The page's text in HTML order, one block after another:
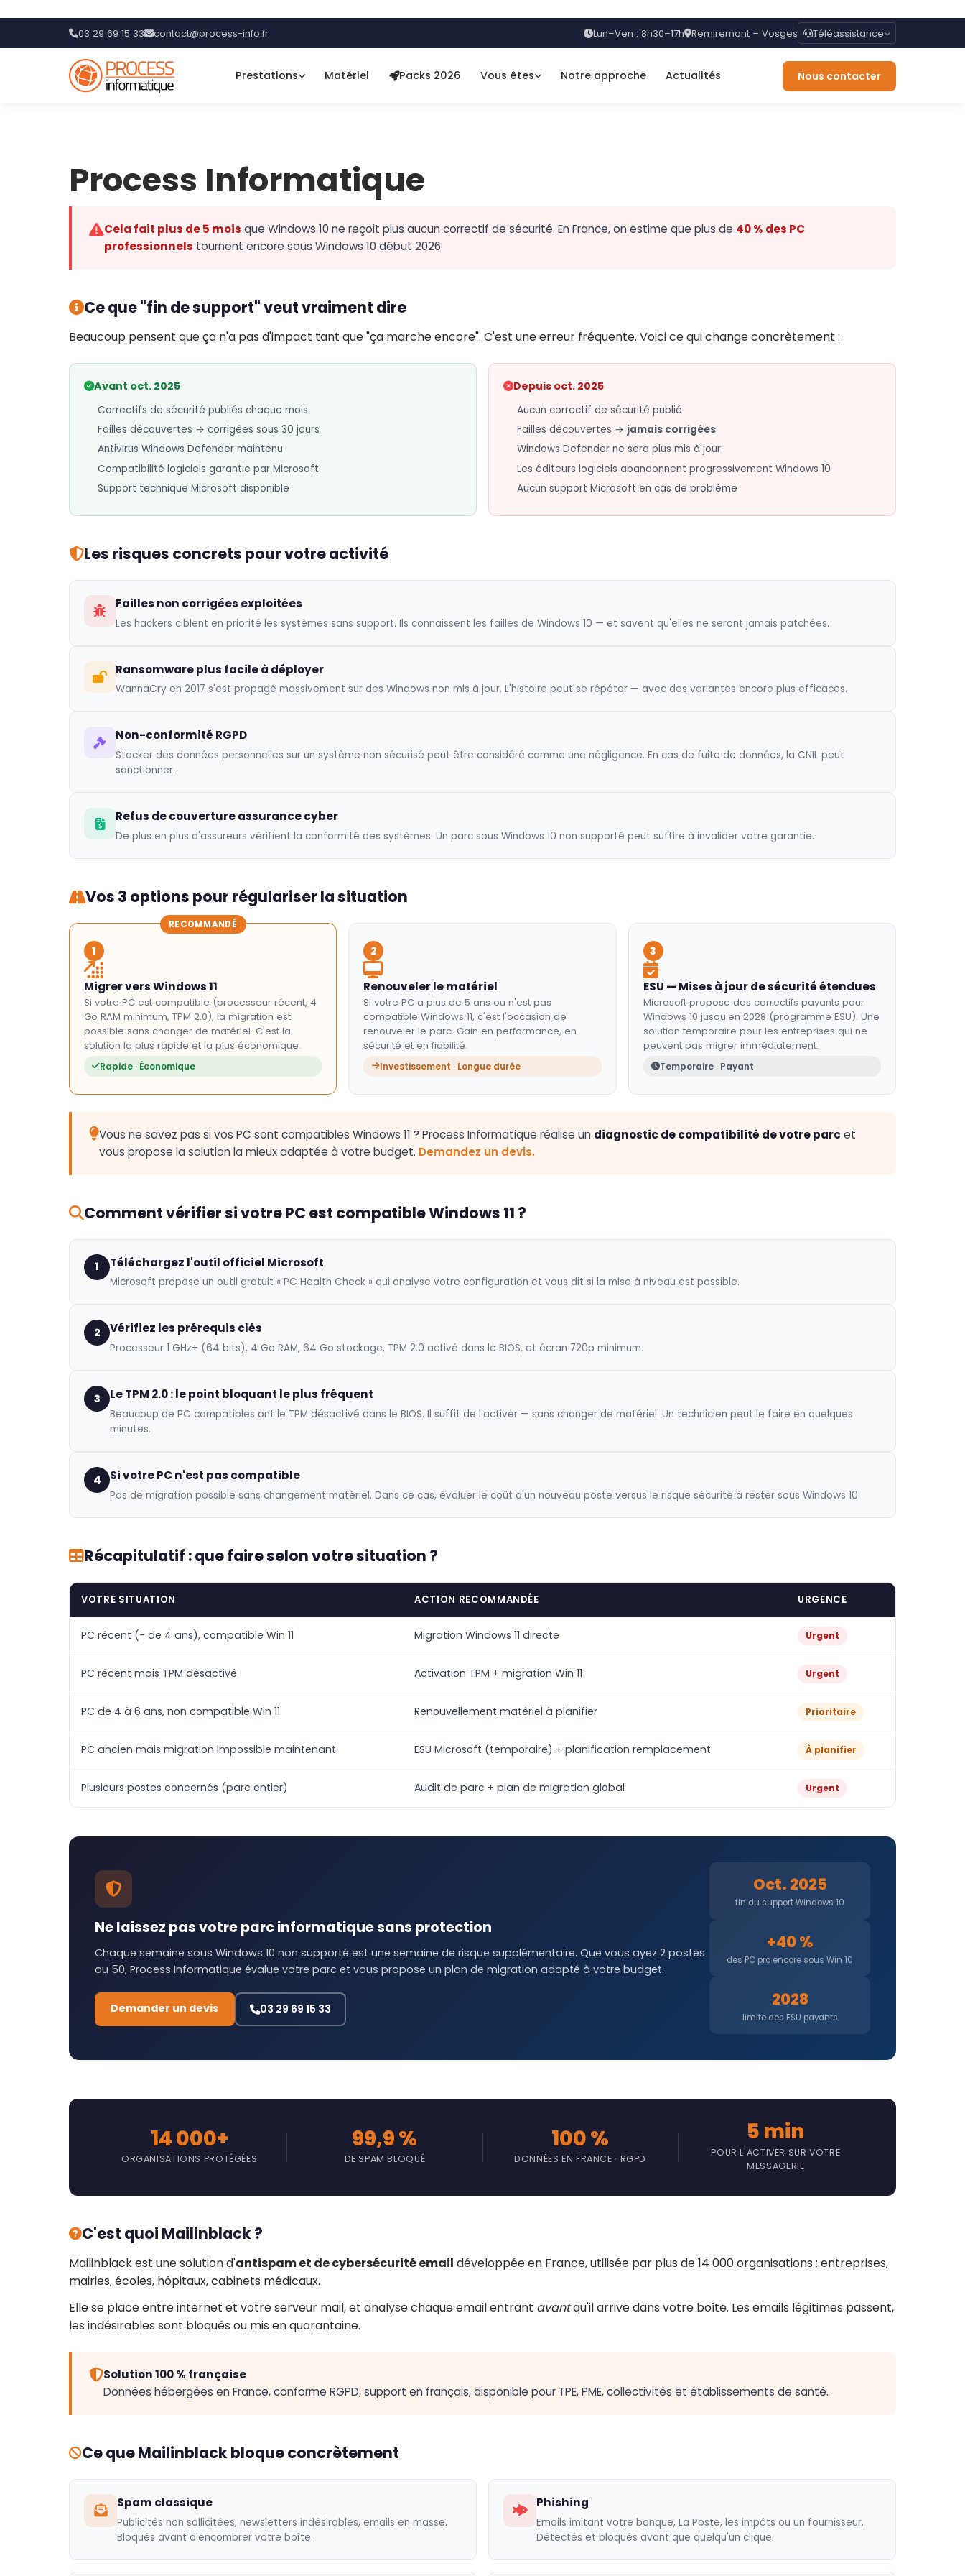
03 29 69 15 33 contact@process-info.fr Lun–Ven : 8h30–17h Remiremont – Vosges Téléassistance
Prestations Matériel Packs 2026 Vous êtes Notre approche Actualités Nous contacter
Process Informatique
Cela fait plus de 5 mois que Windows 10 ne reçoit plus aucun correctif de sécurité. En France, on estime que plus de 40 % des PC
professionnels tournent encore sous Windows 10 début 2026.
Ce que "fin de support" veut vraiment dire
Beaucoup pensent que ça n'a pas d'impact tant que "ça marche encore". C'est une erreur fréquente. Voici ce qui change concrètement :
Avant oct. 2025
Correctifs de sécurité publiés chaque mois
Failles découvertes → corrigées sous 30 jours
Antivirus Windows Defender maintenu
Compatibilité logiciels garantie par Microsoft
Support technique Microsoft disponible
Depuis oct. 2025
Aucun correctif de sécurité publié
Failles découvertes → jamais corrigées
Windows Defender ne sera plus mis à jour
Les éditeurs logiciels abandonnent progressivement Windows 10
Aucun support Microsoft en cas de problème
Les risques concrets pour votre activité
Failles non corrigées exploitées
Les hackers ciblent en priorité les systèmes sans support. Ils connaissent les failles de Windows 10 — et savent qu'elles ne seront jamais patchées.
Ransomware plus facile à déployer
WannaCry en 2017 s'est propagé massivement sur des Windows non mis à jour. L'histoire peut se répéter — avec des variantes encore plus efficaces.
Non-conformité RGPD
Stocker des données personnelles sur un système non sécurisé peut être considéré comme une négligence. En cas de fuite de données, la CNIL peut
sanctionner.
Refus de couverture assurance cyber
De plus en plus d'assureurs vérifient la conformité des systèmes. Un parc sous Windows 10 non supporté peut suffire à invalider votre garantie.
Vos 3 options pour régulariser la situation
RECOMMANDÉ
1
Migrer vers Windows 11
Si votre PC est compatible (processeur récent, 4
Go RAM minimum, TPM 2.0), la migration est
possible sans changer de matériel. C'est la
solution la plus rapide et la plus économique.
Rapide · Économique
2
Renouveler le matériel
Si votre PC a plus de 5 ans ou n'est pas
compatible Windows 11, c'est l'occasion de
renouveler le parc. Gain en performance, en
sécurité et en fiabilité.
Investissement · Longue durée
3
ESU — Mises à jour de sécurité étendues
Microsoft propose des correctifs payants pour
Windows 10 jusqu'en 2028 (programme ESU). Une
solution temporaire pour les entreprises qui ne
peuvent pas migrer immédiatement.
Temporaire · Payant
Vous ne savez pas si vos PC sont compatibles Windows 11 ? Process Informatique réalise un diagnostic de compatibilité de votre parc et
vous propose la solution la mieux adaptée à votre budget. Demandez un devis.
Comment vérifier si votre PC est compatible Windows 11 ?
1 Téléchargez l'outil officiel Microsoft
Microsoft propose un outil gratuit « PC Health Check » qui analyse votre configuration et vous dit si la mise à niveau est possible.
2 Vérifiez les prérequis clés
Processeur 1 GHz+ (64 bits), 4 Go RAM, 64 Go stockage, TPM 2.0 activé dans le BIOS, et écran 720p minimum.
3 Le TPM 2.0 : le point bloquant le plus fréquent
Beaucoup de PC compatibles ont le TPM désactivé dans le BIOS. Il suffit de l'activer — sans changer de matériel. Un technicien peut le faire en quelques
minutes.
4 Si votre PC n'est pas compatible
Pas de migration possible sans changement matériel. Dans ce cas, évaluer le coût d'un nouveau poste versus le risque sécurité à rester sous Windows 10.
Récapitulatif : que faire selon votre situation ?
VOTRE SITUATION ACTION RECOMMANDÉE URGENCE
PC récent (- de 4 ans), compatible Win 11 Migration Windows 11 directe Urgent
PC récent mais TPM désactivé Activation TPM + migration Win 11 Urgent
PC de 4 à 6 ans, non compatible Win 11 Renouvellement matériel à planifier Prioritaire
PC ancien mais migration impossible maintenant ESU Microsoft (temporaire) + planification remplacement À planifier
Plusieurs postes concernés (parc entier) Audit de parc + plan de migration global Urgent
Ne laissez pas votre parc informatique sans protection
Chaque semaine sous Windows 10 non supporté est une semaine de risque supplémentaire. Que vous ayez 2 postes
ou 50, Process Informatique évalue votre parc et vous propose un plan de migration adapté à votre budget.
Demander un devis 03 29 69 15 33
Oct. 2025
fin du support Windows 10
+40 %
des PC pro encore sous Win 10
2028
limite des ESU payants
14 000+
ORGANISATIONS PROTÉGÉES
99,9 %
DE SPAM BLOQUÉ
100 %
DONNÉES EN FRANCE · RGPD
5 min
POUR L'ACTIVER SUR VOTRE
MESSAGERIE
C'est quoi Mailinblack ?
Mailinblack est une solution d'antispam et de cybersécurité email développée en France, utilisée par plus de 14 000 organisations : entreprises,
mairies, écoles, hôpitaux, cabinets médicaux.
Elle se place entre internet et votre serveur mail, et analyse chaque email entrant avantqu'il arrive dans votre boîte. Les emails légitimes passent,
les indésirables sont bloqués ou mis en quarantaine.
Solution 100 % française
Données hébergées en France, conforme RGPD, support en français, disponible pour TPE, PME, collectivités et établissements de santé.
Ce que Mailinblack bloque concrètement
Spam classique
Publicités non sollicitées, newsletters indésirables, emails en masse.
Bloqués avant d'encombrer votre boîte.
Phishing
Emails imitant votre banque, La Poste, les impôts ou un fournisseur.
Détectés et bloqués avant que quelqu'un clique.